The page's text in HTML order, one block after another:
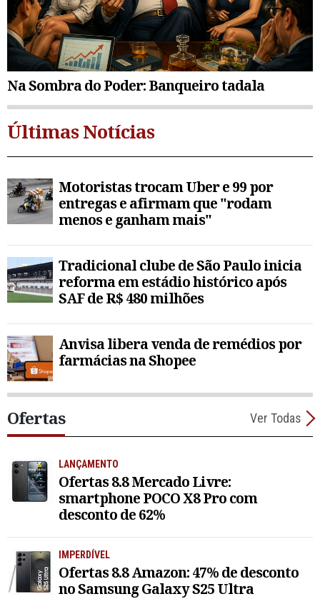
Na Sombra do Poder: Banqueiro tadala
Últimas Notícias
Motoristas trocam Uber e 99 por
entregas e afirmam que "rodam
menos e ganham mais"
Tradicional clube de São Paulo inicia
reforma em estádio histórico após
SAF de R$ 480 milhões
Anvisa libera venda de remédios por
farmácias na Shopee
Ofertas Ver Todas
LANÇAMENTO
Ofertas 8.8 Mercado Livre:
smartphone POCO X8 Pro com
desconto de 62%
IMPERDÍVEL
Ofertas 8.8 Amazon: 47% de desconto
no Samsung Galaxy S25 Ultra